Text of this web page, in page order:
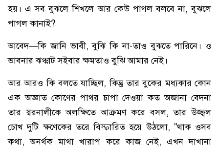
হয়। এ সব বুঝলে শিখলে আর কেউ পাগল বলবে না, বুঝলে
পাগল কানাই?
আবেদ—কি জানি ভাবী, বুঝি কি না-তাও বুঝতে পারিনে। ও
ভাবনার ঝঞ্ঝাট সইবার ক্ষমতাও বুঝি আমার নেই।
আর আরও কি বলতে যাচ্ছিল, কিন্তু তার বুকের মধ্যকার কোন
এক অজ্ঞাত কোণের পাথর চাপা দেওয়া কত অজানা বেদনা
তার স্বরনালীকে অলক্ষিতে আক্রমণ করে বসল, তার উজ্জ্বল
চোখ দুটি ক্ষণেকের তরে বিস্ফারিত হয়ে উঠলো, "থাক ওসব
কথা, অনর্থক মাথা খারাপ করে কাজ নেই, এখন দাখানা